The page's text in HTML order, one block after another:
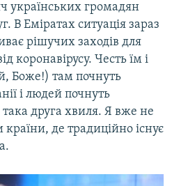
українських громадян
В Еміратах ситуація зараз
рішучих заходів для
коронавірусу. Честь їм і
Боже!) там почнуть
і людей почнуть
така друга хвиля. Я вже не
де традиційно існує